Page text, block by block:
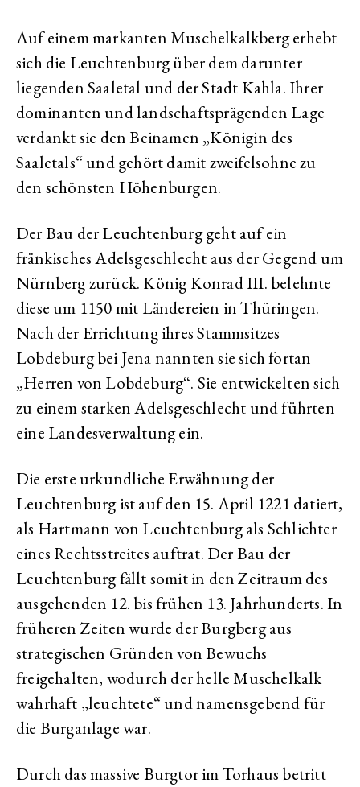
Auf einem markanten Muschelkalkberg erhebt
sich die Leuchtenburg über dem darunter
liegenden Saaletal und der Stadt Kahla. Ihrer
dominanten und landschaftsprägenden Lage
verdankt sie den Beinamen „Königin des
Saaletals“ und gehört damit zweifelsohne zu
den schönsten Höhenburgen.
Der Bau der Leuchtenburg geht auf ein
fränkisches Adelsgeschlecht aus der Gegend um
Nürnberg zurück. König Konrad III. belehnte
diese um 1150 mit Ländereien in Thüringen.
Nach der Errichtung ihres Stammsitzes
Lobdeburg bei Jena nannten sie sich fortan
„Herren von Lobdeburg“. Sie entwickelten sich
zu einem starken Adelsgeschlecht und führten
eine Landesverwaltung ein.
Die erste urkundliche Erwähnung der
Leuchtenburg ist auf den 15. April 1221 datiert,
als Hartmann von Leuchtenburg als Schlichter
eines Rechtsstreites auftrat. Der Bau der
Leuchtenburg fällt somit in den Zeitraum des
ausgehenden 12. bis frühen 13. Jahrhunderts. In
früheren Zeiten wurde der Burgberg aus
strategischen Gründen von Bewuchs
freigehalten, wodurch der helle Muschelkalk
wahrhaft „leuchtete“ und namensgebend für
die Burganlage war.
Durch das massive Burgtor im Torhaus betritt